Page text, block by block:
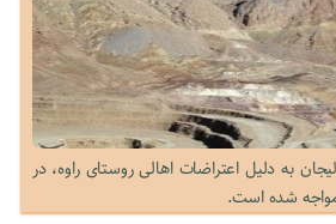
به دلیل اعتراضات اهالی روستای راوه، در
شده است.